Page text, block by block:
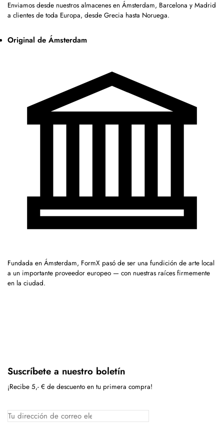
Enviamos desde nuestros almacenes en Ámsterdam, Barcelona y Madrid
a clientes de toda Europa, desde Grecia hasta Noruega.
Original de Ámsterdam
Fundada en Ámsterdam, FormX pasó de ser una fundición de arte local
a un importante proveedor europeo — con nuestras raíces firmemente
en la ciudad.
Suscríbete a nuestro boletín
¡Recibe 5,- € de descuento en tu primera compra!